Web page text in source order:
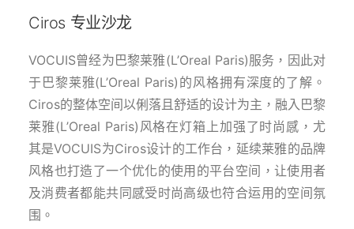
Ciros 专业沙龙
VOCUIS曾经为巴黎莱雅(L’Oreal Paris)服务，因此对
于巴黎莱雅(L’Oreal Paris)的风格拥有深度的了解。
Ciros的整体空间以俐落且舒适的设计为主，融入巴黎
莱雅(L’Oreal Paris)风格在灯箱上加强了时尚感，尤
其是VOCUIS为Ciros设计的工作台，延续莱雅的品牌
风格也打造了一个优化的使用的平台空间，让使用者
及消费者都能共同感受时尚高级也符合运用的空间氛
围。